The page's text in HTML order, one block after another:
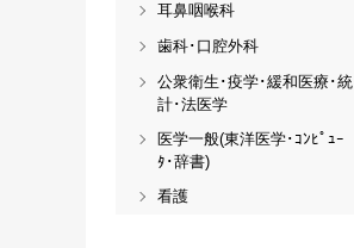
耳鼻咽喉科
歯科･口腔外科
公衆衛生･疫学･緩和医療･統
計･法医学
医学一般(東洋医学･ｺﾝﾋﾟｭｰ
ﾀ･辞書)
看護